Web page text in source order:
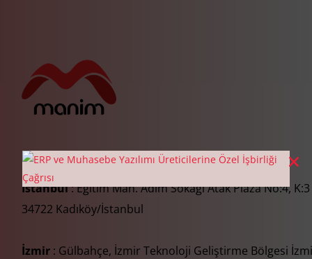
İstanbul: Eğitim Mah. Adım Sokağı Atak Plaza No:4,
34722 Kadıköy/İstanbul
İzmir : Gülbahçe, İzmir Teknoloji Geliştirme Bölgesi